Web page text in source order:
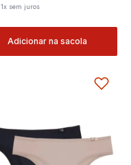
1x sem juros
Adicionar na sacola